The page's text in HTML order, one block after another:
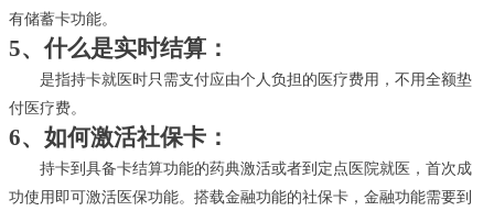
有储蓄卡功能。
5、什么是实时结算：
是指持卡就医时只需支付应由个人负担的医疗费用，不用全额垫
付医疗费。
6、如何激活社保卡：
持卡到具备卡结算功能的药典激活或者到定点医院就医，首次成
功使用即可激活医保功能。搭载金融功能的社保卡，金融功能需要到